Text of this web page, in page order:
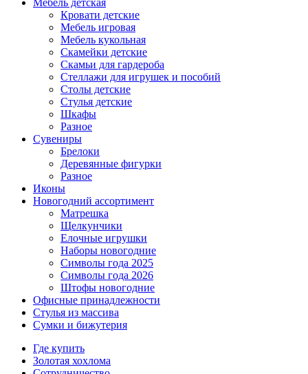
Мебель детская
Кровати детские
Мебель игровая
Мебель кукольная
Скамейки детские
Скамьи для гардероба
Стеллажи для игрушек и пособий
Столы детские
Стулья детские
Шкафы
Разное
Сувениры
Брелоки
Деревянные фигурки
Разное
Иконы
Новогодний ассортимент
Матрешка
Щелкунчики
Елочные игрушки
Наборы новогодние
Символы года 2025
Символы года 2026
Штофы новогодние
Офисные принадлежности
Стулья из массива
Сумки и бижутерия
Где купить
Золотая хохлома